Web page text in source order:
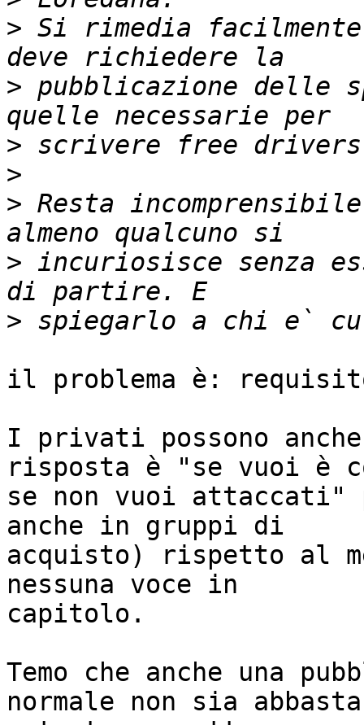
> Si rimedia
> pubblicazione delle
>
>
> Resta
> incuriosisce senza
>
il problema è:
I privati possono
risposta è "se vuoi è
se non vuoi attaccati"
anche in gruppi di
acquisto) rispetto al
nessuna voce in
capitolo.
Temo che anche una
normale non sia